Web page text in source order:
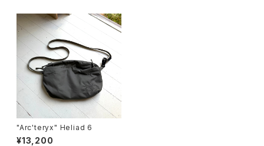
"Arc'teryx" Heliad 6
¥13,200